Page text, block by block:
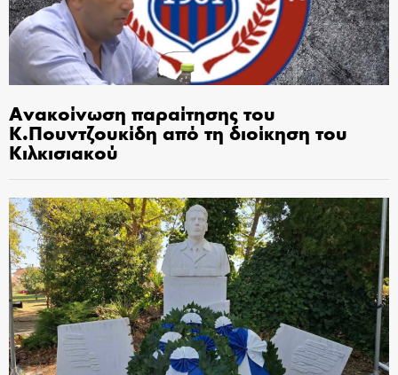
Ανακοίνωση παραίτησης του
Κ.Πουντζουκίδη από τη διοίκηση του
Κιλκισιακού